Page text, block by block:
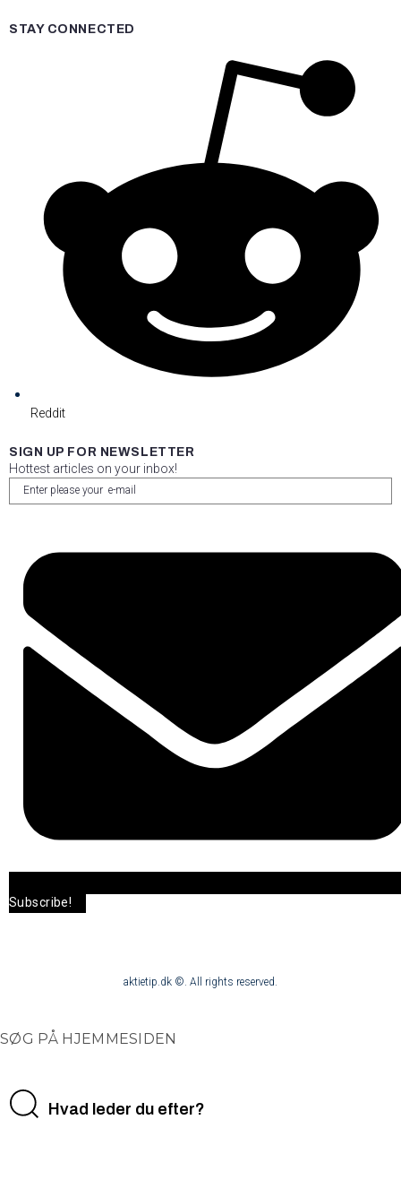
STAY CONNECTED
Reddit
SIGN UP FOR NEWSLETTER
Hottest articles on your inbox!
Subscribe!
aktietip.dk ©. All rights reserved.
SØG PÅ HJEMMESIDEN